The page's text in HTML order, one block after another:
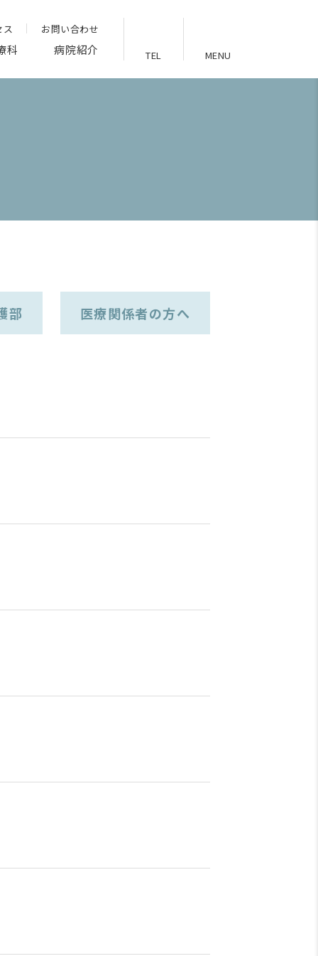
ス お問い合わせ
科 病院紹介 TEL MENU
部 医療関係者の方へ